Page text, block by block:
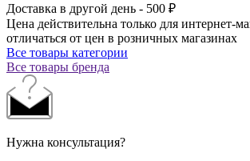
Доставка в другой день - 500 ₽
Цена действительна только для интернет-
отличаться от цен в розничных магазинах
Все товары категории
Все товары бренда
Нужна консультация?